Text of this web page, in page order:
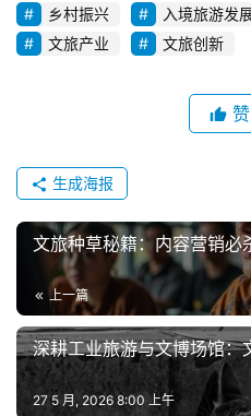
乡村振兴 入境旅游发
文旅产业
文旅创新
赞
生成海报
文旅种草秘籍：内容营销必
上一篇
深耕工业旅游与文博场馆：
27 5 月, 2026 8:00 上午